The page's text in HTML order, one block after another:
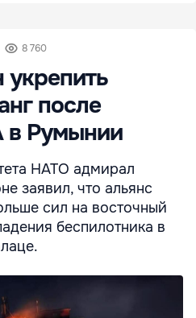
8 760
после
в Румынии
НАТО адмирал
заявил, что альянс
сил на восточный
беспилотника в